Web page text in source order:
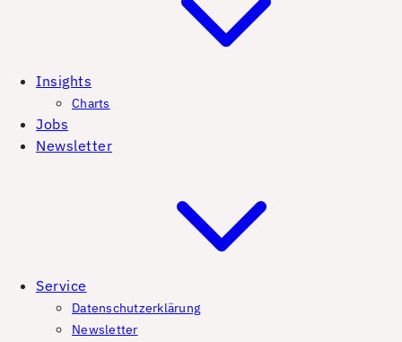
Insights
Charts
Jobs
Newsletter
Service
Datenschutzerklärung
Newsletter